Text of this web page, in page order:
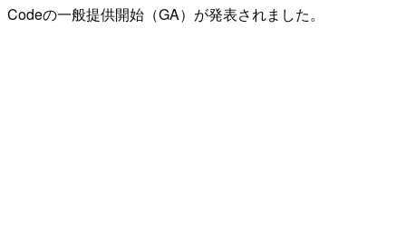
Codeの一般提供開始（GA）が発表されました。